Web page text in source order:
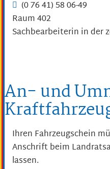
(07641) 5806-49
Raum402
Sachbearbeiterin in der
An- und
Ihren Fahrzeugschein
Anschrift beim
lassen.